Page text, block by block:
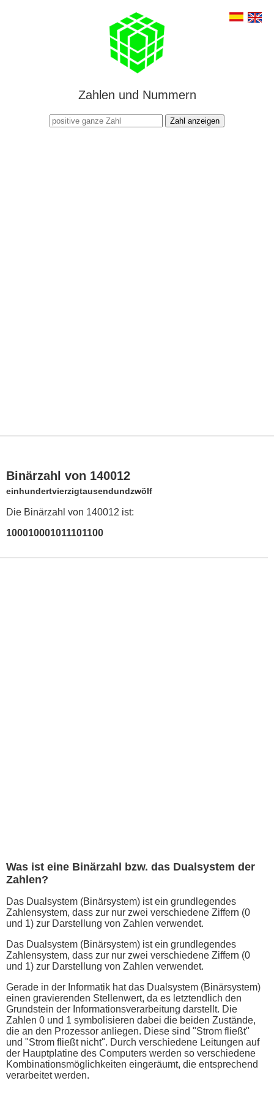
Zahlen und Nummern
Zahl anzeigen
Binärzahl von 140012
einhundertvierzigtausendundzwölf
Die Binärzahl von 140012 ist:
100010001011101100
Was ist eine Binärzahl bzw. das Dualsystem der
Zahlen?
Das Dualsystem (Binärsystem) ist ein grundlegendes
Zahlensystem, dass zur nur zwei verschiedene Ziffern (0
und 1) zur Darstellung von Zahlen verwendet.
Das Dualsystem (Binärsystem) ist ein grundlegendes
Zahlensystem, dass zur nur zwei verschiedene Ziffern (0
und 1) zur Darstellung von Zahlen verwendet.
Gerade in der Informatik hat das Dualsystem (Binärsystem)
einen gravierenden Stellenwert, da es letztendlich den
Grundstein der Informationsverarbeitung darstellt. Die
Zahlen 0 und 1 symbolisieren dabei die beiden Zustände,
die an den Prozessor anliegen. Diese sind "Strom fließt"
und "Strom fließt nicht". Durch verschiedene Leitungen auf
der Hauptplatine des Computers werden so verschiedene
Kombinationsmöglichkeiten eingeräumt, die entsprechend
verarbeitet werden.